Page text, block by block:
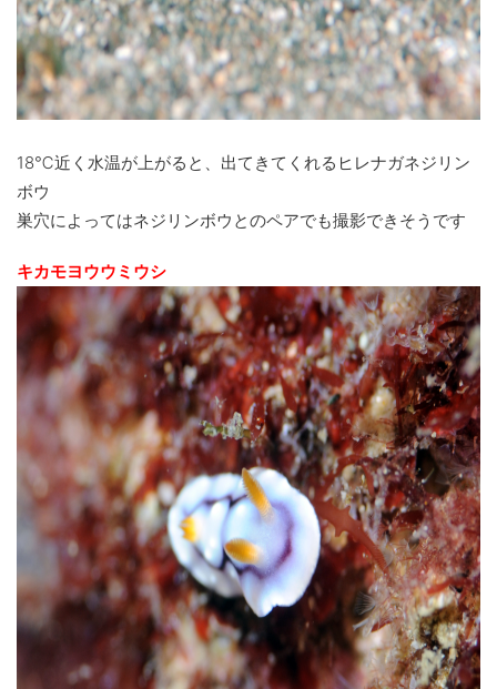
18℃近く水温が上がると、出てきてくれるヒレナガネジリン
ボウ
巣穴によってはネジリンボウとのペアでも撮影できそうです
キカモヨウウミウシ